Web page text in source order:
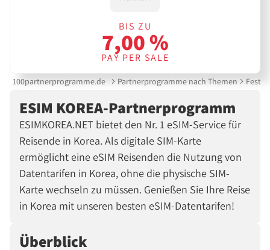
BIS ZU
7,00 %
PAY PER SALE
100partnerprogramme.de Partnerprogramme nach Themen
ESIM KOREA-Partnerprogramm
ESIMKOREA.NET bietet den Nr. 1 eSIM-Service für
Reisende in Korea. Als digitale SIM-Karte
ermöglicht eine eSIM Reisenden die Nutzung von
Datentarifen in Korea, ohne die physische SIM-
Karte wechseln zu müssen. Genießen Sie Ihre Reise
in Korea mit unseren besten eSIM-Datentarifen!
Überblick